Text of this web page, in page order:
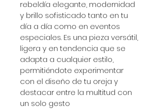
rebeldía elegante, modernidad
y brillo sofisticado tanto en tu
día a día como en eventos
especiales. Es una pieza versátil,
ligera y en tendencia que se
adapta a cualquier estilo,
permitiéndote experimentar
con el diseño de tu oreja y
destacar entre la multitud con
un solo gesto